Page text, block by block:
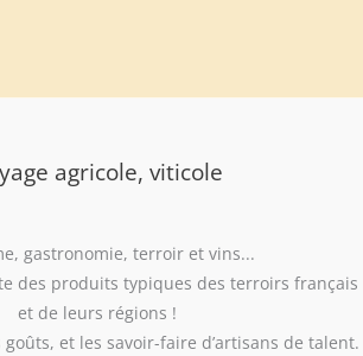
agricole, viticole
gastronomie, terroir et vins...
des produits typiques des terroirs français
et de leurs régions !
goûts, et les savoir-faire d’artisans de talent.